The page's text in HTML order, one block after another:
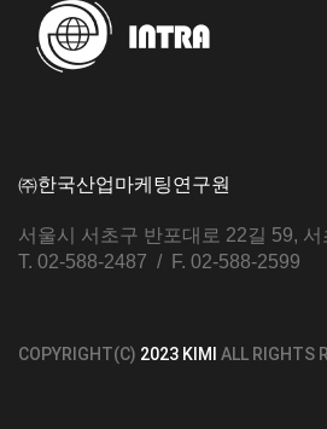
㈜한국산업마케팅연구원
서울시 서초구 반포대로 22길 59,
T. 02-588-2487 / F. 02-588-2599
COPYRIGHT(C) 2023 KIMI ALL RIGHTS